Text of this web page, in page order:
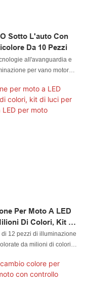
Sotto L'auto Con
Da 10 Pezzi
all'avanguardia e
per vano motore
Inoltre, la luce
luce per frusta a LED, la
a LED, la luce
Per Moto A LED
Di Colori, Kit Di
Bicicletta A LED
12 pezzi di illuminazione
da milioni di colori,
avere usi più estesi nei